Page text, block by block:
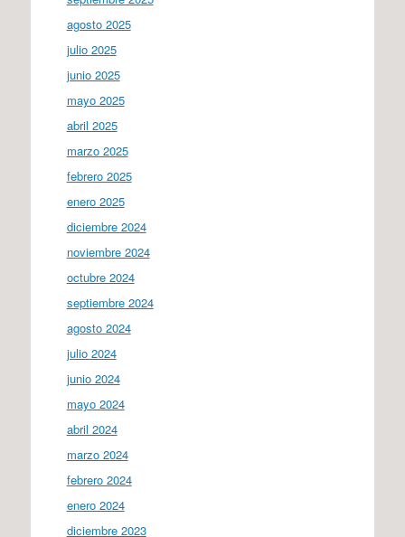
agosto 2025
julio 2025
junio 2025
mayo 2025
abril 2025
marzo 2025
febrero 2025
enero 2025
diciembre 2024
noviembre 2024
octubre 2024
septiembre 2024
agosto 2024
julio 2024
junio 2024
mayo 2024
abril 2024
marzo 2024
febrero 2024
enero 2024
diciembre 2023